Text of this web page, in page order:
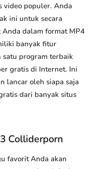
video populer. Anda
ini untuk secara
dalam format MP4
banyak fitur
satu program terbaik
gratis di Internet. Ini
lancar oleh siapa saja
dari banyak situs
Colliderporn
favorit Anda akan